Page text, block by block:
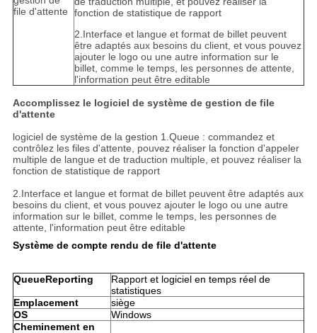
file d'attente
fonction de statistique de rapport
2.Interface et langue et format de billet peuvent
être adaptés aux besoins du client, et vous pouvez
ajouter le logo ou une autre information sur le
billet, comme le temps, les personnes de attente,
l'information peut être editable
Accomplissez le logiciel de système de gestion de file
d'attente
logiciel de système de la gestion 1.Queue : commandez et
contrôlez les files d'attente, pouvez réaliser la fonction d'appeler
multiple de langue et de traduction multiple, et pouvez réaliser la
fonction de statistique de rapport
2.Interface et langue et format de billet peuvent être adaptés aux
besoins du client, et vous pouvez ajouter le logo ou une autre
information sur le billet, comme le temps, les personnes de
attente, l'information peut être editable
Système de compte rendu de file d'attente
QueueReporting
Rapport et logiciel en temps réel de
statistiques
Emplacement
siège
OS
Windows
Cheminement en